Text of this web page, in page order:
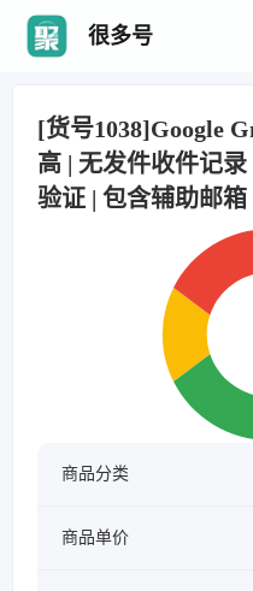
很多号
[货号1038]Google
高 | 无发件收件记
验证 | 包含辅助邮箱
商品分类
商品单价